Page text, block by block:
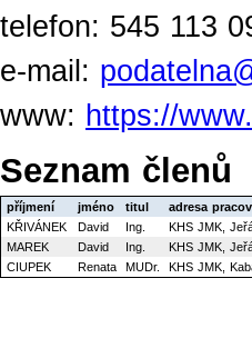
telefon: 545 113
e-mail:
www: https://
Seznam členů
příjmení jméno titul adresa
KŘIVÁNEK
David Ing. KHS JMK,
MAREK
David Ing. KHS JMK,
CIUPEK
Renata MUDr. KHS JMK,